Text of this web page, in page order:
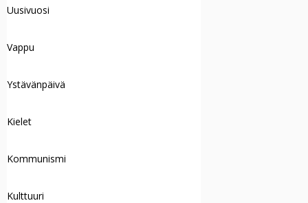
Uusivuosi
Vappu
Ystävänpäivä
Kielet
Kommunismi
Kulttuuri